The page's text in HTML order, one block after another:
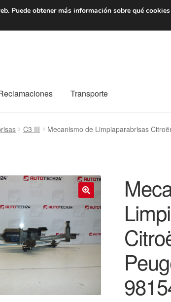
De lunes a
Transporte
Mi cuentaPagos Política de privacidad
C3 III Mecanismo de Limpiaparabrisas
🔍
Puede obtener más información sobre qué